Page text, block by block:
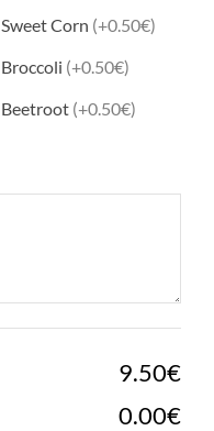
Sweet Corn (+0.50€)
Broccoli (+0.50€)
Beetroot (+0.50€)
9.50€
0.00€